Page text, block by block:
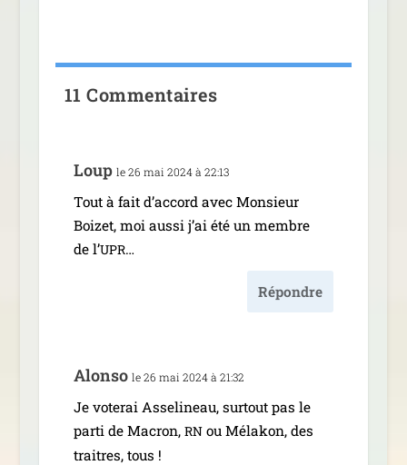
11 Commentaires
Loup le 26 mai 2024 à 22:13
Tout à fait d’ac­cord avec Monsieur
Boizet, moi aus­si j’ai été un membre
de l’UPR…
Répondre
Alonso le 26 mai 2024 à 21:32
Je vote­rai Asselineau, sur­tout pas le
par­ti de Macron, RNou Mélakon, des
traitres, tous !